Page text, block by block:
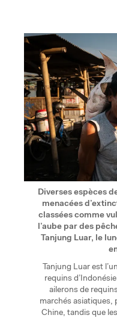
Diverses espèces
menacées
classées comme
l’aube par des
Tanjung Luar, le
Tanjung Luar est
requins
ailerons de
marchés asiatiques,
Chine, tandis que